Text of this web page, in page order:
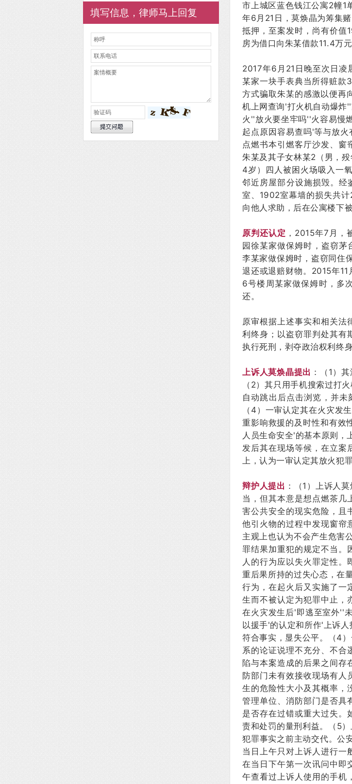
填写信息，律师马上回复
市上城区蓝色钱江公寓2幢1
年6月21日，莫焕晶为筹集
抵押，至案发时，尚有价值
房为借口向朱某借款11.4万
2017年6月21日晚至次日凌
某家一块手表典当所得赃款
方式骗取朱某的感激以便再
机上网查询'打火机自动爆炸
火''放火要坐牢吗''火容易慢
起点原因容易查吗'等与放
点燃书本引燃客厅沙发、窗
朱某及其子女林某2（男，
4岁）四人被困火场吸入一
邻近房屋部分设施损毁。经
室、1902室幕墙的损失共
向他人求助，后在公寓楼下
原判还认定 ，2015年7月，
园徐某家做保姆时，盗窃
李某家做保姆时，盗窃同住
退还或退赔财物。2015年
6号楼周某家做保姆时，多
还。
原审根据上述事实和相关法
利终身；以盗窃罪判处其有
执行死刑，剥夺政治权利终
上诉人莫焕晶提出 ：（1）
（2）其只用手机搜索过打
自动跳出后点击浏览，并未
（4）一审认定其在火灾发
重影响救援的及时性和有效
人员生命安全'的基本原则，
发后其在现场等候，在立案
上，认为一审认定其放火犯
辩护人提出 ：（1）上诉人
当，但其本意是想点燃茶几
害公共安全的现实危险，且
他引火物的过程中发现窗帘
主观上也认为不会产生危害
罪结果加重犯的规定不当。
人的行为应以失火罪定性
重后果所持的过失心态，在
行为，在起火后又实施了一
生而不被认定为犯罪中止，
在火灾发生后'即逃至室外''
以援手'的认定和所作'上诉
符合事实，显失公平。（4
系的论证说理不充分、不合
陷与本案造成的后果之间存
防部门未有效接收现场有人
生的危险性大小及其概率，
管理单位、消防部门是否具
是否存在过错或重大过失。
责和处罚的量刑利益。（5
犯罪事实之前主动交代。公
当日上午只对上诉人进行一
在当日下午第一次讯问中即
午查看过上诉人使用的手机